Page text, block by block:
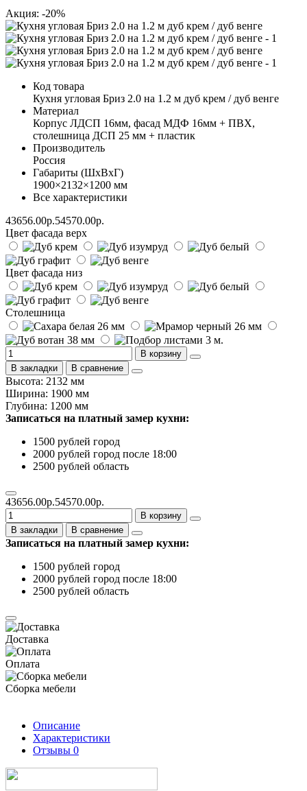
Акция: -20%
Код товара
Кухня угловая Бриз 2.0 на 1.2 м дуб крем / дуб венге
Материал
Корпус ЛДСП 16мм, фасад МДФ 16мм + ПВХ,
столешница ДСП 25 мм + пластик
Производитель
Россия
Габариты (ШхВхГ)
1900×2132×1200 мм
Все характеристики
43656.00р.54570.00р.
Цвет фасада верх
Цвет фасада низ
Столешница
В корзину
В закладки
В сравнение
Высота: 2132 мм
Ширина: 1900 мм
Глубина: 1200 мм
Записаться на платный замер кухни:
1500 рублей город
2000 рублей город после 18:00
2500 рублей область
43656.00р.54570.00р.
В корзину
В закладки
В сравнение
Записаться на платный замер кухни:
1500 рублей город
2000 рублей город после 18:00
2500 рублей область
Доставка
Оплата
Сборка мебели
Описание
Характеристики
Отзывы 0